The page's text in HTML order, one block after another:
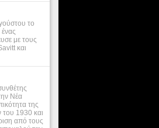
το
με τους
και
Νέα
της
του 1930 και
από τους